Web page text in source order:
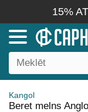
15%
Kangol
Beret melns